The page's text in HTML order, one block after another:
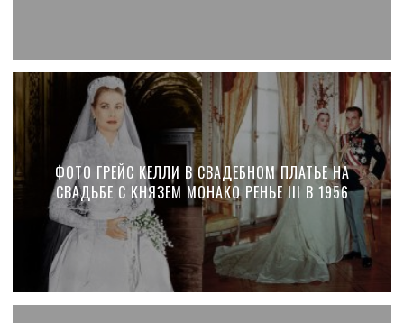
ФОТО ГРЕЙС КЕЛЛИ В СВАДЕБНОМ ПЛАТЬЕ НА
СВАДЬБЕ С КНЯЗЕМ МОНАКО РЕНЬЕ III В 1956